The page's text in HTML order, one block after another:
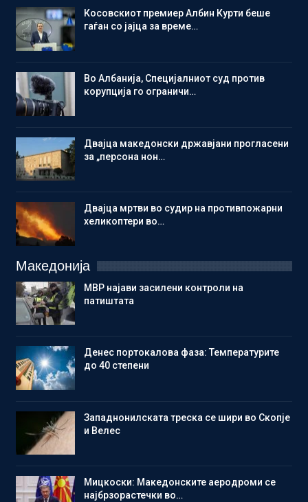
Косовскиот премиер Албин Курти беше
гаѓан со јајца за време…
Во Албанија, Специјалниот суд против
корупција го ограничи…
Двајца македонски државјани прогласени
за „персона нон…
Двајца мртви во судир на противпожарни
хеликоптери во…
Македонија
МВР најави засилени контроли на
патиштата
Денес портокалова фаза: Температурите
до 40 степени
Западнонилската треска се шири во Скопје
и Велес
Мицкоски: Македонските аеродроми се
најбрзорастечки во…